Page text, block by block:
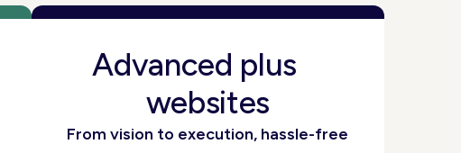
Advanced plus
websites
From vision to execution, hassle-free